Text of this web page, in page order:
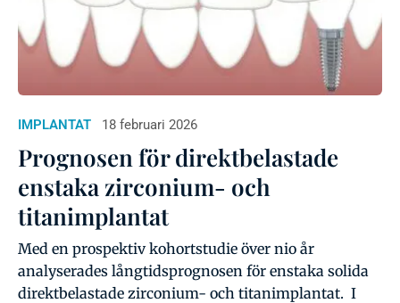
IMPLANTAT 18 februari 2026
Prognosen för direktbelastade
enstaka zirconium- och
titanimplantat
Med en prospektiv kohortstudie över nio år
analyserades långtidsprognosen för enstaka solida
direktbelastade zirconium- och titanimplantat. I